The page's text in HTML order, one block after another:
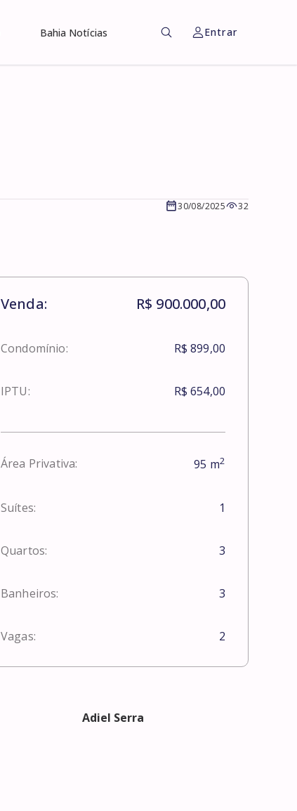
Bahia Notícias Entrar
30/08/2025 32
Venda: R$ 900.000,00
Condomínio: R$ 899,00
IPTU: R$ 654,00
Área Privativa: 95 m2
Suítes: 1
Quartos: 3
Banheiros: 3
Vagas: 2
Adiel Serra